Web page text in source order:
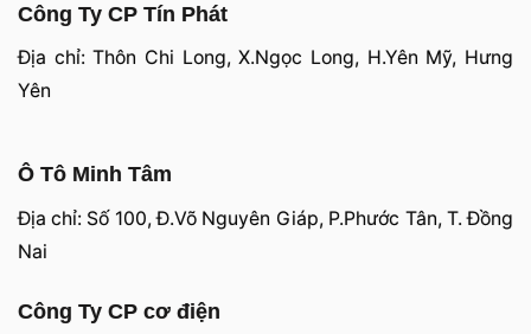
Công Ty CP Tín Phát
Địa chỉ: Thôn Chi Long, X.Ngọc Long, H.Yên Mỹ, Hưng
Yên
Ô Tô Minh Tâm
Địa chỉ: Số 100, Đ.Võ Nguyên Giáp, P.Phước Tân, T. Đồng
Nai
Công Ty CP cơ điện